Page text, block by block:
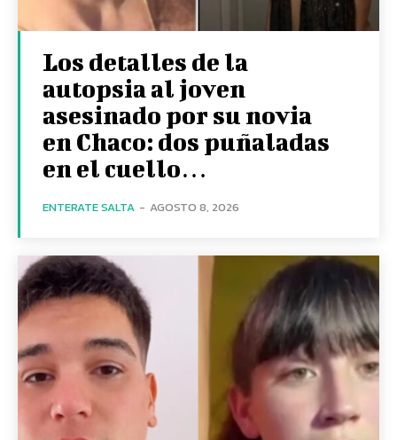
Los detalles de la
autopsia al joven
asesinado por su novia
en Chaco: dos puñaladas
en el cuello…
ENTERATE SALTA - AGOSTO 8, 2026